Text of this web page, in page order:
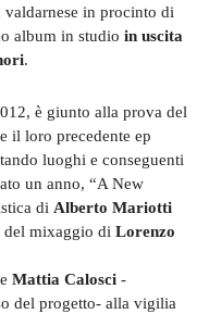
valdarnese in procinto di
album in studio in uscita
.
è giunto alla prova del
il loro precedente ep
luoghi e conseguenti
un anno, “A New
di Alberto Mariotti
del mixaggio di Lorenzo
e Mattia Calosci -
del progetto- alla vigilia